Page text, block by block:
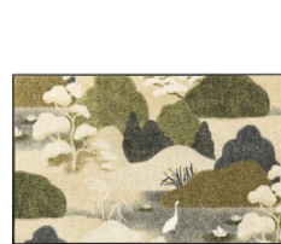
z
5
hviezdičiek.